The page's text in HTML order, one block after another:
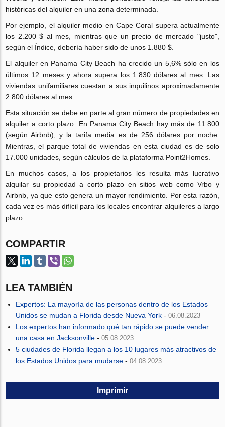
históricas del alquiler en una zona determinada.
Por ejemplo, el alquiler medio en Cape Coral supera actualmente
los 2.200 $ al mes, mientras que un precio de mercado "justo",
según el Índice, debería haber sido de unos 1.880 $.
El alquiler en Panama City Beach ha crecido un 5,6% sólo en los
últimos 12 meses y ahora supera los 1.830 dólares al mes. Las
viviendas unifamiliares cuestan a sus inquilinos aproximadamente
2.800 dólares al mes.
Esta situación se debe en parte al gran número de propiedades en
alquiler a corto plazo. En Panama City Beach hay más de 11.800
(según Airbnb), y la tarifa media es de 256 dólares por noche.
Mientras, el parque total de viviendas en esta ciudad es de solo
17.000 unidades, según cálculos de la plataforma Point2Homes.
En muchos casos, a los propietarios les resulta más lucrativo
alquilar su propiedad a corto plazo en sitios web como Vrbo y
Airbnb, ya que esto genera un mayor rendimiento. Por esta razón,
cada vez es más difícil para los locales encontrar alquileres a largo
plazo.
COMPARTIR
LEA TAMBIÉN
Expertos: La mayoría de las personas dentro de los Estados
Unidos se mudan a Florida desde Nueva York -06.08.2023
Los expertos han informado qué tan rápido se puede vender
una casa en Jacksonville -05.08.2023
5 ciudades de Florida llegan a los 10 lugares más atractivos de
los Estados Unidos para mudarse -04.08.2023
Imprimir